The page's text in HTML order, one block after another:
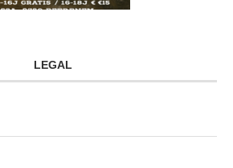
LEGAL